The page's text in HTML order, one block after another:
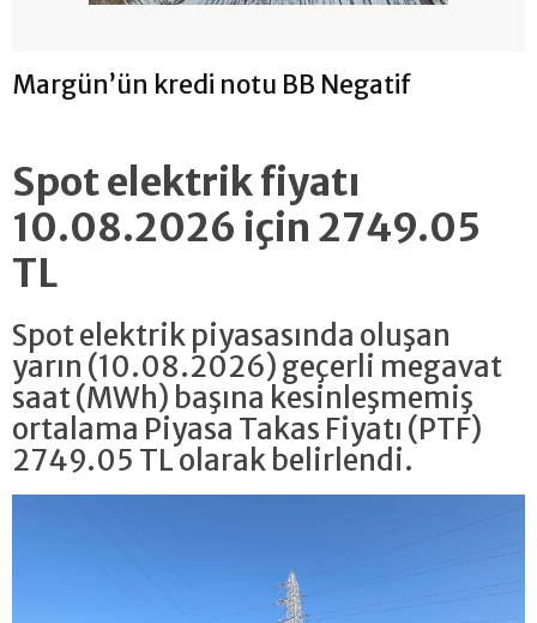
Margün’ün kredi notu BB Negatif
Spot elektrik fiyatı
10.08.2026 için 2749.05
TL
Spot elektrik piyasasında oluşan
yarın (10.08.2026) geçerli megavat
saat (MWh) başına kesinleşmemiş
ortalama Piyasa Takas Fiyatı (PTF)
2749.05 TL olarak belirlendi.